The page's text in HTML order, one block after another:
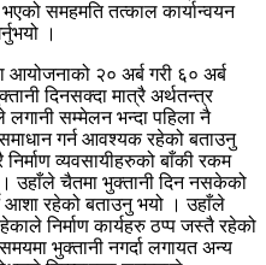
समहमति तत्काल कार्यान्वयन
।
आयोजनाको २० अर्ब गरी ६० अर्ब
दिनसक्दा मात्रै अर्थतन्त्र
सम्मेलन भन्दा पहिला नै
समाधान गर्न आवश्यक रहेको बताउनु
व्यवसायीहरुको बाँकी रकम
उहाँले चैतमा भुक्तानी दिन नसकेको
आशा रहेको बताउनु भयो । उहाँले
निर्माण कार्यहरु ठप्प जस्तै रहेको
भुक्तानी नगर्दा लगायत अन्य